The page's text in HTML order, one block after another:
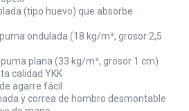
(tipo huevo) que absorbe
ondulada (18 kg/m³, grosor 2,5
plana (33 kg/m³, grosor 1 cm)
calidad YKK
agarre fácil
y correa de hombro desmontable